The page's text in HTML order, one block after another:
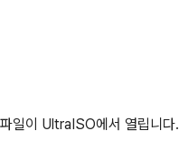
일이 UltraISO에서 열립니다.